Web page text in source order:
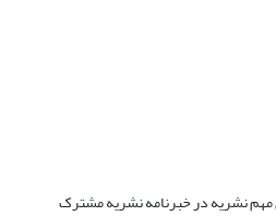
مهم نشریه در خبرنامه نشریه مشترک